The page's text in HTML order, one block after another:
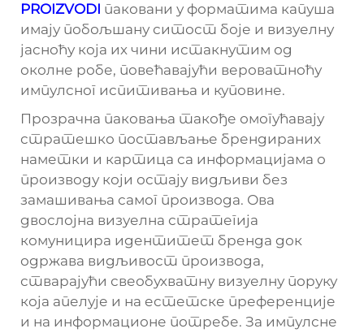
PROIZVODI паковани у форматима капуша
имају побољшану ситост боје и визуелну
јасноћу која их чини истакнутим од
околне робе, повећавајући вероватноћу
импулсног испитивања и куповине.
Прозрачна паковања такође омогућавају
стратешко постављање брендираних
наметки и картица са информацијама о
производу који остају видљиви без
замашивања самог производа. Ова
двослојна визуелна стратегија
комуницира идентитет бренда док
одржава видљивост производа,
стварајући свеобухватну визуелну поруку
која апелује и на естетске преференције
и на информационе потребе. За импулсне